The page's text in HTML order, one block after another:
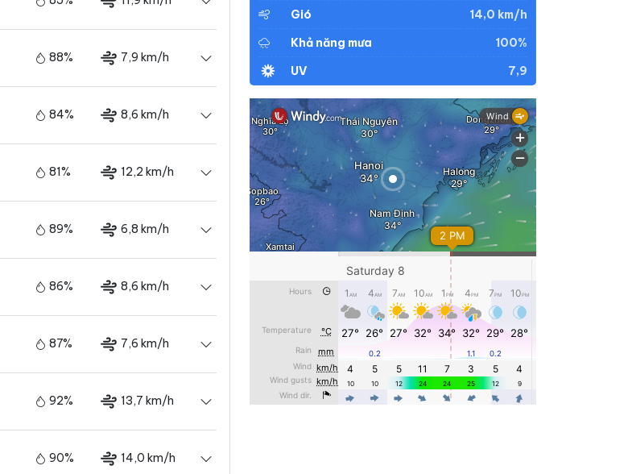
88% 7,9 km/h
84% 8,6 km/h
81% 12,2 km/h
89% 6,8 km/h
86% 8,6 km/h
87% 7,6 km/h
92% 13,7 km/h
90% 14,0 km/h
Gió
14,0 km/h
Khả năng mưa
100%
UV
7,9